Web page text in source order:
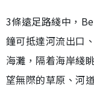
3條遠足路綫中，
鐘可抵達河流出口
海灘，隔着海岸綫
望無際的草原、河